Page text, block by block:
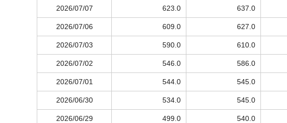
2026/07/07 623.0 637.0
2026/07/06 609.0 627.0
2026/07/03 590.0 610.0
2026/07/02 546.0 586.0
2026/07/01 544.0 545.0
2026/06/30 534.0 545.0
2026/06/29 499.0 540.0